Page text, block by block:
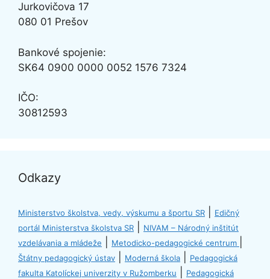
Jurkovičova 17
080 01 Prešov
Bankové spojenie:
SK64 0900 0000 0052 1576 7324
IČO:
30812593
Odkazy
Ministerstvo školstva, vedy, výskumu a športu SR
Edičný
portál Ministerstva školstva SR
NIVAM – Národný inštitút
vzdelávania a mládeže
Metodicko-pedagogické centrum
Štátny pedagogický ústav Moderná škola
Pedagogická
fakulta Katolíckej univerzity v Ružomberku
Pedagogická